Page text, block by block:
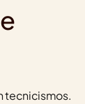
tecnicismos.